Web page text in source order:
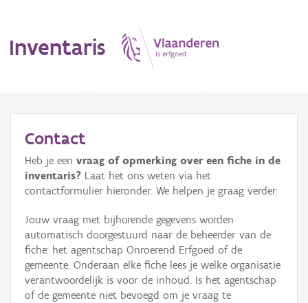
Inventaris
Erfgoedobject
Aanduidingsobject
Waarneming
Thema
Gebeurtenis
Contact
Heb je een vraag of opmerking over een fiche in de
inventaris? Laat het ons weten via het
contactformulier hieronder. We helpen je graag verder.
Jouw vraag met bijhorende gegevens worden
automatisch doorgestuurd naar de beheerder van de
fiche: het agentschap Onroerend Erfgoed of de
gemeente. Onderaan elke fiche lees je welke organisatie
verantwoordelijk is voor de inhoud. Is het agentschap
of de gemeente niet bevoegd om je vraag te